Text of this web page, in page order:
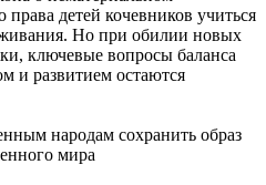
права детей кочевников учиться
Но при обилии новых
ключевые вопросы баланса
и развитием остаются
народам сохранить образ
мира